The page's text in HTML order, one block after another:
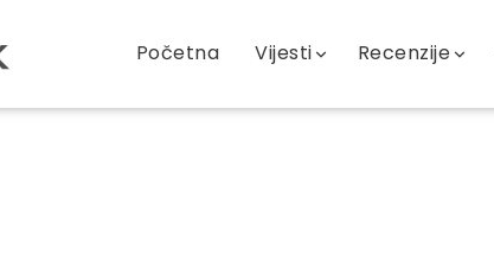
Početna Vijesti Recenzije